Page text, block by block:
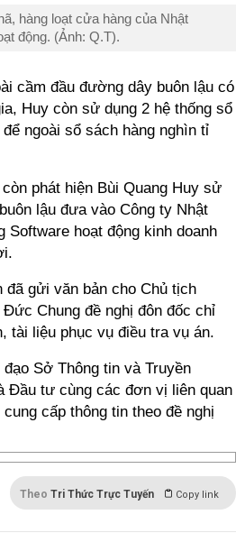
hàng loạt cửa hàng của Nhật
động. (Ảnh: Q.T).
cầm đầu đường dây buôn lậu có
Huy còn sử dụng 2 hệ thống sổ
ngoài sổ sách hàng nghìn tỉ
còn phát hiện Bùi Quang Huy sử
lậu đưa vào Công ty Nhật
hoạt động kinh doanh
đã gửi văn bản cho Chủ tịch
Chung đề nghị đôn đốc chỉ
tài liệu phục vụ điều tra vụ án.
Sở Thông tin và Truyền
Đầu tư cùng các đơn vị liên quan
cấp thông tin theo đề nghị
Theo Tri Thức Trực Tuyến Copy link